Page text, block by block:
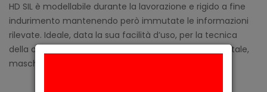
HD SIL è modellabile durante la lavorazione e rigido a fine
indurimento mantenendo però immutate le informazioni
rilevate. Ideale, data la sua facilità d’uso, per la tecnica
della ceramica stampata, contro stampi in protesi totale,
mascherine di controllo.